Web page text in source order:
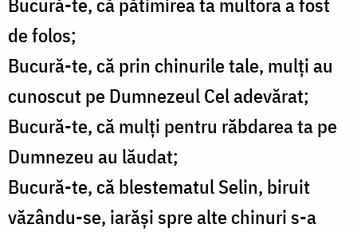
Bucură-te, că pătimirea ta multora a fost
de folos;
Bucură-te, că prin chinurile tale, mulţi au
cunoscut pe Dumnezeul Cel adevărat;
Bucură-te, că mulţi pentru răbdarea ta pe
Dumnezeu au lăudat;
Bucură-te, că blestematul Selin, biruit
văzându-se, iarăşi spre alte chinuri s-a